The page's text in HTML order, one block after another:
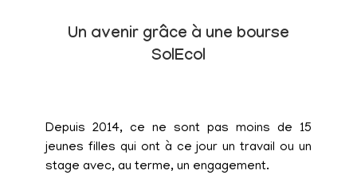
Un avenir grâce à une bourse
SolEcol
Depuis 2014, ce ne sont pas moins de 15
jeunes filles qui ont à ce jour un travail ou un
stage avec, au terme, un engagement.